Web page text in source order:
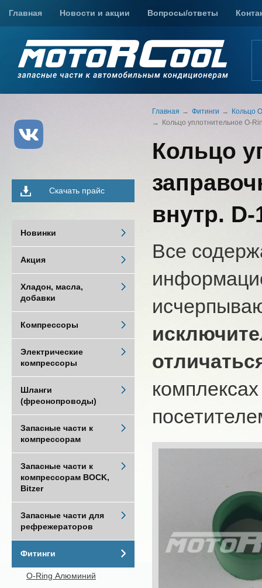
Главная Новости и акции Вопросы/ответы
Главная Фитинги
Кольцо
Кольцо уплотнительное O-
Кольцо
внутр.
Все
Скачать прайс
Новинки
Акция
Хладон, масла,
добавки
Компрессоры
Электрические
компрессоры
Шланги
(фреонопроводы)
Запасные части к
компрессорам
Запасные части к
компрессорам BOCK,
Bitzer
Запасные части для
рефрежераторов
Фитинги
O-Ring Алюминий